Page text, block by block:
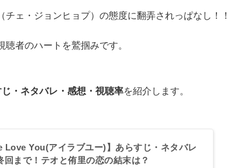
ェ・ジョンヒョプ）の態度に翻弄されっぱなし！！
者のハートを鷲掴みです。
・ネタバレ・感想・視聴率を紹介します。
Love You(アイラブユー)】あらすじ・ネタバレ
回まで！テオと侑里の恋の結末は？